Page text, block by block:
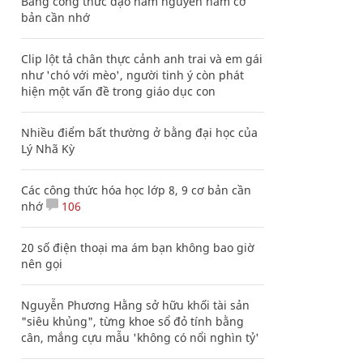
bản cần nhớ
Clip lột tả chân thực cảnh anh trai và em gái
như 'chó với mèo', người tinh ý còn phát
hiện một vấn đề trong giáo dục con
Nhiều điểm bất thường ở bằng đại học của
Lý Nhã Kỳ
Các công thức hóa học lớp 8, 9 cơ bản cần
nhớ
106
20 số điện thoại ma ám bạn không bao giờ
nên gọi
Nguyễn Phương Hằng sở hữu khối tài sản
"siêu khủng", từng khoe sổ đỏ tính bằng
cân, mắng cựu mẫu 'không có nổi nghìn tỷ'